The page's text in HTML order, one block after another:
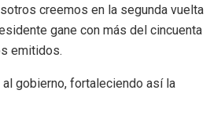
creemos en la segunda vuelta
gane con más del cincuenta
emitidos.
gobierno, fortaleciendo así la